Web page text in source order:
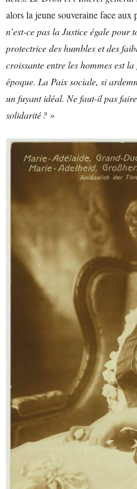
alors la jeune souveraine face aux
n’est-ce pas la Justice égale pour
protectrice des humbles et des
croissante entre les hommes est
époque. La Paix sociale, si
un fuyant idéal. Ne faut-il pas
solidarité ? »